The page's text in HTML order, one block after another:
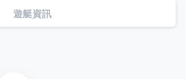
遊艇資訊